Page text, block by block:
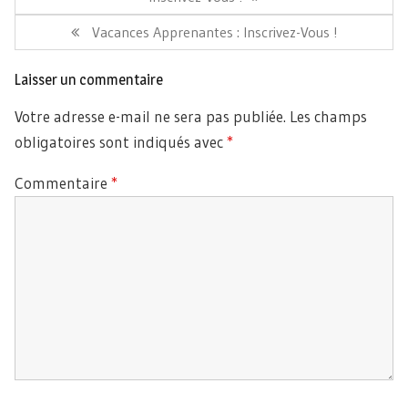
Article
Suivant:
Vacances Apprenantes : Inscrivez-Vous !
Laisser un commentaire
Votre adresse e-mail ne sera pas publiée. Les champs
obligatoires sont indiqués avec*
Commentaire *